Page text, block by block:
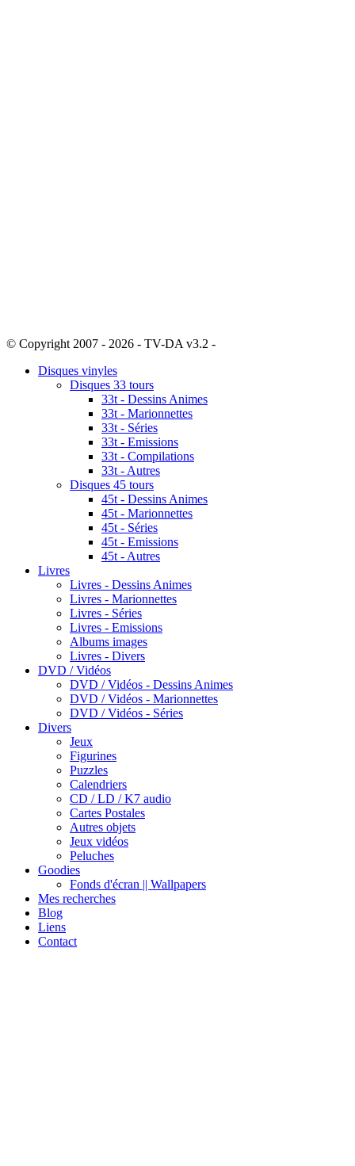
© Copyright 2007 - 2026 - TV-DA v3.2 -
Disques vinyles
Disques 33 tours
33t - Dessins Animes
33t - Marionnettes
33t - Séries
33t - Emissions
33t - Compilations
33t - Autres
Disques 45 tours
45t - Dessins Animes
45t - Marionnettes
45t - Séries
45t - Emissions
45t - Autres
Livres
Livres - Dessins Animes
Livres - Marionnettes
Livres - Séries
Livres - Emissions
Albums images
Livres - Divers
DVD / Vidéos
DVD / Vidéos - Dessins Animes
DVD / Vidéos - Marionnettes
DVD / Vidéos - Séries
Divers
Jeux
Figurines
Puzzles
Calendriers
CD / LD / K7 audio
Cartes Postales
Autres objets
Jeux vidéos
Peluches
Goodies
Fonds d'écran || Wallpapers
Mes recherches
Blog
Liens
Contact